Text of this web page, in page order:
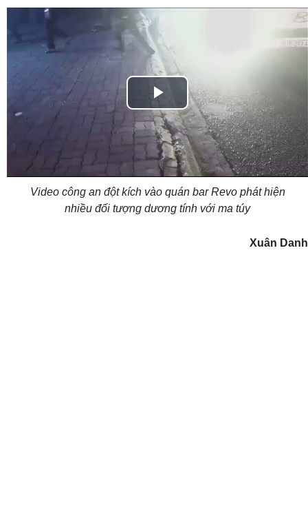
Play
Video
Video công an đột kích vào quán bar Revo phát hiện
nhiều đối tượng dương tính với ma túy
Xuân Danh